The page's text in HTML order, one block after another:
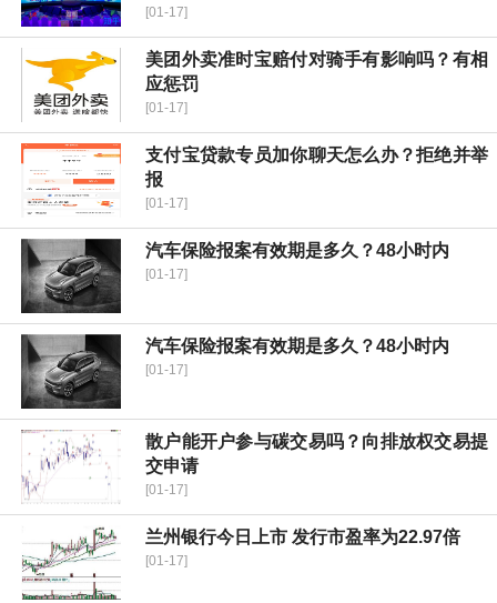
[01-17]
美团外卖准时宝赔付对骑手有影响吗？有相
应惩罚
[01-17]
支付宝贷款专员加你聊天怎么办？拒绝并举
报
[01-17]
汽车保险报案有效期是多久？48小时内
[01-17]
汽车保险报案有效期是多久？48小时内
[01-17]
散户能开户参与碳交易吗？向排放权交易提
交申请
[01-17]
兰州银行今日上市 发行市盈率为22.97倍
[01-17]